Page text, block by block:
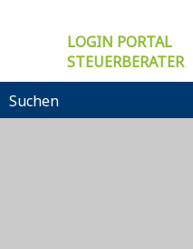
Suchen
LOGIN PORTAL
STEUERBERATER